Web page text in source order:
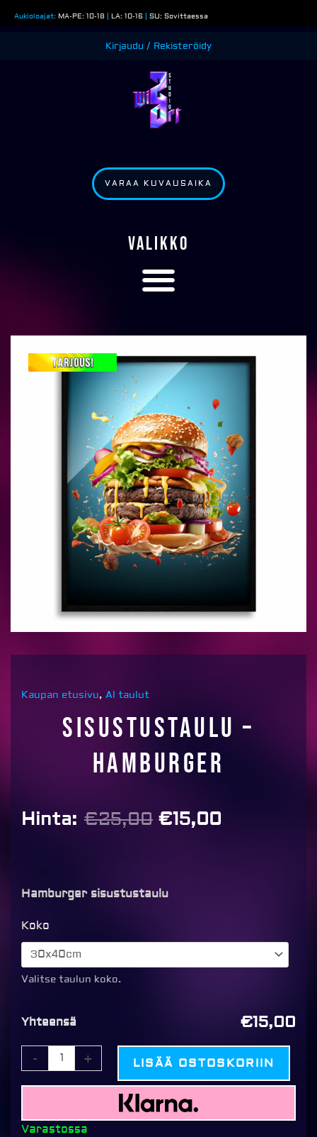
sisältöön
Aukioloajat: MA-PE: 10-18 | LA: 10-16 | SU: Sovittaessa
Kirjaudu / Rekisteröidy
VARAA KUVAUSAIKA
VALIKKO
Kaupan etusivu, AI taulut
Sisustustaulu –
Hamburger
Hinta: €25,00 Alkuperäinen
€15,00
Hamburger sisustustaulu
Koko
Valitse taulun koko.
Yhteensä €15,00
-
Sisustustaulu
-
Hamburger
määrä
+ LISÄÄ OSTOSKORIIN
Varastossa